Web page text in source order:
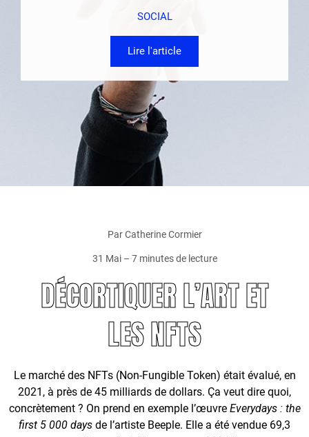
SOCIAL
Lire l'article
Par Catherine Cormier
31 Mai – 7 minutes de lecture
DÉCORTIQUER L’ART ET
LES NFTS
Le marché des NFTs (Non-Fungible Token) était évalué, en
2021, à près de 45 milliards de dollars. Ça veut dire quoi,
concrètement ? On prend en exemple l’œuvre Everydays : the
first 5 000 days de l’artiste Beeple. Elle a été vendue 69,3